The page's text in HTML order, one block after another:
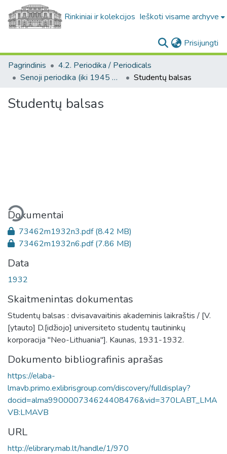
Rinkiniai ir kolekcijos Ieškoti visame archyve
Prisijungti
Pagrindinis
4.2. Periodika / Periodicals
Senoji periodika (iki 1945 m.) / Old periodicals (pre-1945)
Studentų balsas
Studentų balsas
Dokumentai
73462m1932n3.pdf(8.42 MB)
73462m1932n6.pdf(7.86 MB)
Data
1932
Skaitmenintas dokumentas
Studentų balsas : dvisavavaitinis akademinis laikraštis / [V.
[ytauto] D.[idžiojo] universiteto studentų tautininkų
korporacija "Neo-Lithuania"]. Kaunas, 1931-1932.
Dokumento bibliografinis aprašas
https://elaba-
lmavb.primo.exlibrisgroup.com/discovery/fulldisplay?
docid=alma990000734624408476&vid=370LABT_LMA
VB:LMAVB
URL
http://elibrary.mab.lt/handle/1/970